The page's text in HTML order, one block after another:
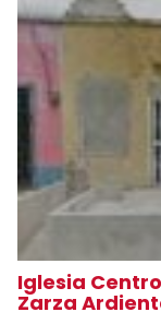
Iglesia
Zarza